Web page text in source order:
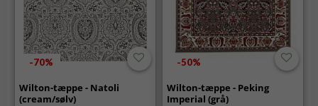
-70%
Wilton-tæppe - Natoli
(cream/sølv)
-50%
Wilton-tæppe - Peking
Imperial (grå)